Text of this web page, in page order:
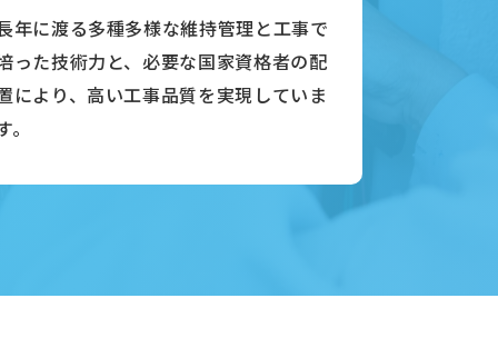
年に渡る多種多様な維持管理と工事で
った技術力と、必要な国家資格者の配
により、高い工事品質を実現していま
。